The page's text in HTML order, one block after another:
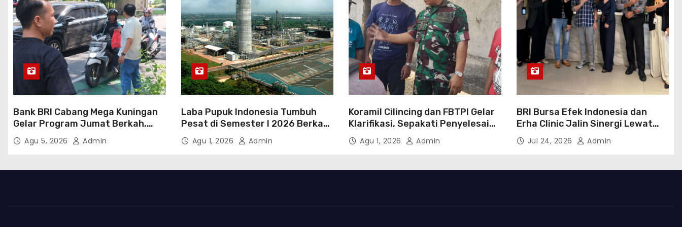
Bank BRI Cabang Mega Kuningan
Gelar Program Jumat Berkah,
Perkuat Komitmen untuk Saling
Berbagai Kepada Masyarakat
Agu 5, 2026 Admin
Laba Pupuk Indonesia Tumbuh
Pesat di Semester I 2026 Berkah
Transformasi Danantara
Agu 1, 2026 Admin
Koramil Cilincing dan FBTPI Gelar
Klarifikasi, Sepakati Penyelesaian
Persoalan Melalui Dialog
Agu 1, 2026 Admin
BRI Bursa Efek Indonesia dan
Erha Clinic Jalin Sinergi Lewat
Program Marketing Kolaborasi
Jul 24, 2026 Admin